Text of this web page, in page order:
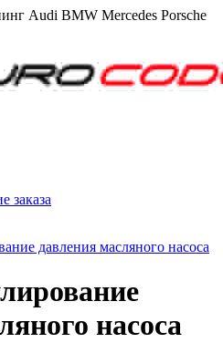
Audi BMW Mercedes Porsche
заказа
давления масляного насоса
насоса